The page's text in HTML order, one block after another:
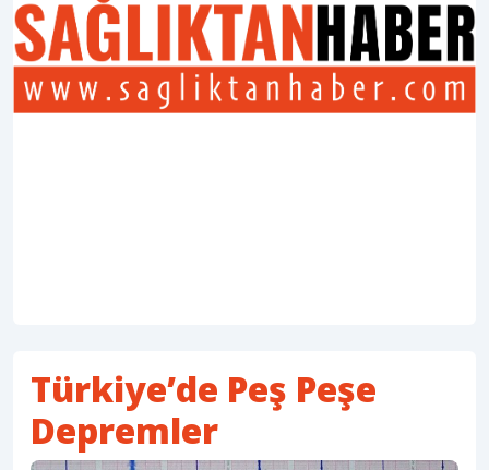
Türkiye’de Peş Peşe
Depremler